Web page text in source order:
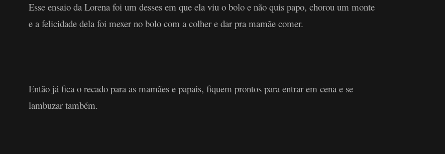
Esse ensaio da Lorena foi um desses em que ela viu o bolo e não quis papo, chorou um monte
e a felicidade dela foi mexer no bolo com a colher e dar pra mamãe comer.
Então já fica o recado para as mamães e papais, fiquem prontos para entrar em cena e se
lambuzar também.